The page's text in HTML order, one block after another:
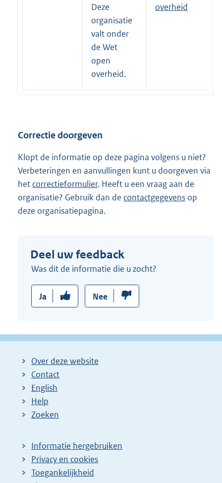
x
t
e
r
n
e
l
:
Deze
organisatie
valt onder
de Wet
open
overheid.
overheid
Correctie doorgeven
Klopt de informatie op deze pagina volgens u niet?
Verbeteringen en aanvullingen kunt u doorgeven via
het correctieformulier. Heeft u een vraag aan de
organisatie? Gebruik dan de contactgegevens op
deze organisatiepagina.
Deel uw feedback
Was dit de informatie die u zocht?
Ja Nee
Over deze website
Contact
English
Help
Zoeken
Informatie hergebruiken
Privacy en cookies
Toegankelijkheid